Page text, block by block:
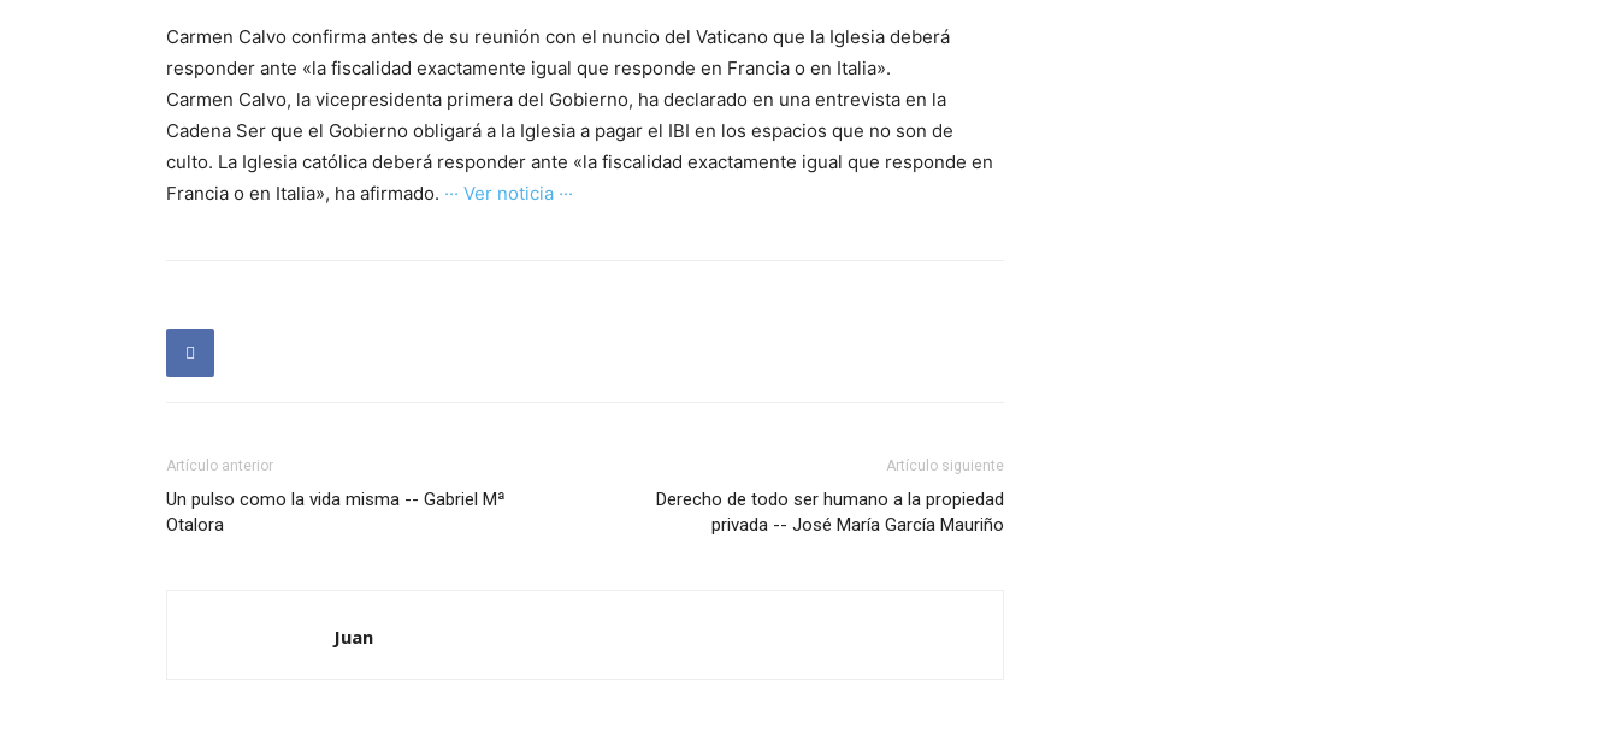
Carmen Calvo confirma antes de su reunión con el nuncio del Vaticano que la Iglesia deberá
responder ante «la fiscalidad exactamente igual que responde en Francia o en Italia».
Carmen Calvo, la vicepresidenta primera del Gobierno, ha declarado en una entrevista en la
Cadena Ser que el Gobierno obligará a la Iglesia a pagar el IBI en los espacios que no son de
culto. La Iglesia católica deberá responder ante «la fiscalidad exactamente igual que responde en
Francia o en Italia», ha afirmado. ··· Ver noticia ···
Artículo anterior
Un pulso como la vida misma -- Gabriel Mª
Otalora
Artículo siguiente
Derecho de todo ser humano a la propiedad
privada -- José María García Mauriño
Juan